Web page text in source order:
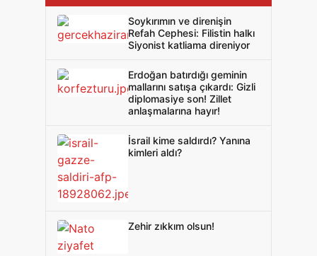
Soykırımın ve direnişin
Refah Cephesi: Filistin halkı
Siyonist katliama direniyor
Erdoğan batırdığı geminin
mallarını satışa çıkardı: Gizli
diplomasiye son! Zillet
anlaşmalarına hayır!
İsrail kime saldırdı? Yanına
kimleri aldı?
Zehir zıkkım olsun!